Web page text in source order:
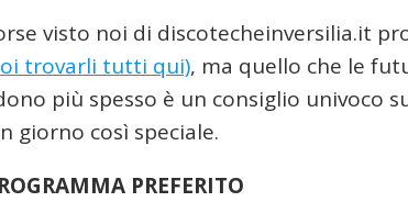
visto noi di discotecheinversilia.it
trovarli tutti qui), ma quello che le
più spesso è un consiglio univoco
giorno così speciale.
PREFERITO